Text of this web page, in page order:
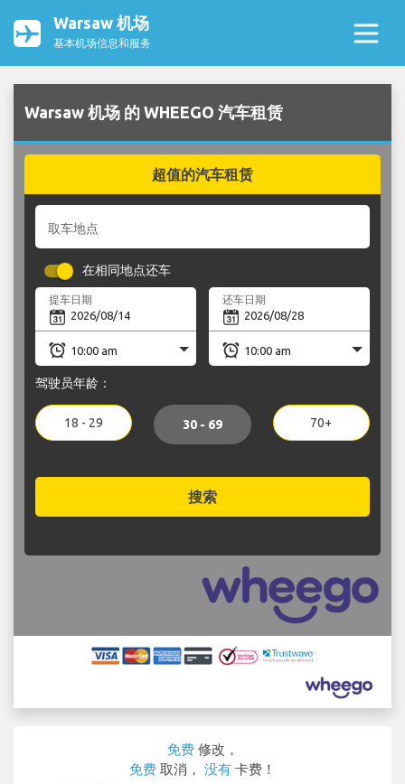
Warsaw 机场
基本机场信息和服务
Warsaw 机场 的 WHEEGO 汽车租赁
超值的汽车租赁
取车地点
在相同地点还车
提车日期 还车日期
驾驶员年龄：
18 - 29 30 - 69 70+
搜索
免费 修改，
免费 取消， 没有 卡费！